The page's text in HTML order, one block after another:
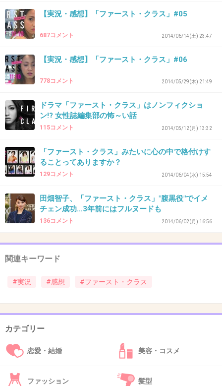
44. 匿名2014/05/31(土) 23:14:23
キター！！やっぱりちなみ副編集長！！
45. 匿名 2014/05/31(土) 23:14:23
+55 -2
46. 匿名 2014/05/31(土) 23:14:28
菜々緒のスタイルの良さはすごい。
出典：www-img.dclog.jp
ちなみ副編集長キタ━(*´∀｀*)━ !!
48. 匿名 2014/05/31(土) 23:14:49
【実況・感想】「ファースト・クラス」#05
687コメント 2014/06/14(土) 23:47
【実況・感想】「ファースト・クラス」#06
778コメント 2014/05/29(木) 21:49
ドラマ「ファースト・クラス」はノンフィクショ
ン!? 女性誌編集部の怖～い話
115コメント 2014/05/12(月) 13:32
「ファースト・クラス」みたいに心の中で格付けす
ることってありますか？
129コメント 2014/06/04(水) 15:54
田畑智子、「ファースト・クラス」"腹黒役"でイメ
チェン成功…3年前にはフルヌードも
136コメント 2014/06/02(月) 16:56
関連キーワード
#実況 #感想 #ファースト・クラス
カテゴリー
恋愛・結婚 美容・コスメ
ファッション 髪型